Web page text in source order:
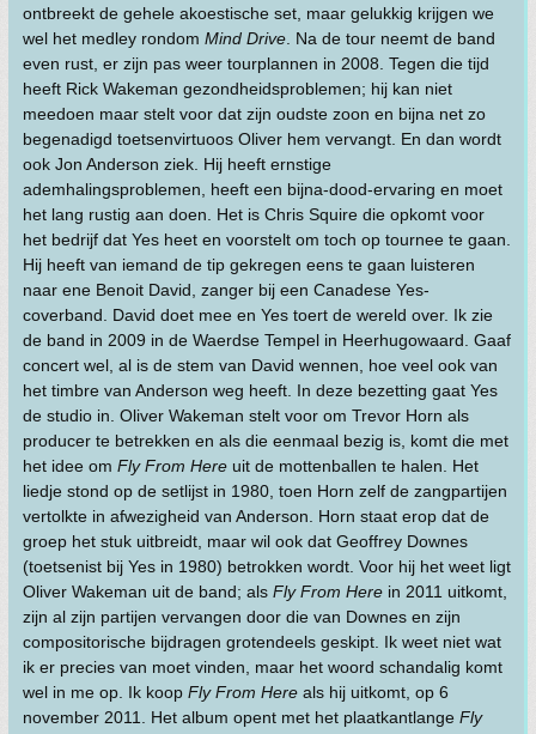
ontbreekt de gehele akoestische set, maar gelukkig krijgen we
wel het medley rondom Mind Drive . Na de tour neemt de band
even rust, er zijn pas weer tourplannen in 2008. Tegen die tijd
heeft Rick Wakeman gezondheidsproblemen; hij kan niet
meedoen maar stelt voor dat zijn oudste zoon en bijna net zo
begenadigd toetsenvirtuoos Oliver hem vervangt. En dan wordt
ook Jon Anderson ziek. Hij heeft ernstige
ademhalingsproblemen, heeft een bijna-dood-ervaring en moet
het lang rustig aan doen. Het is Chris Squire die opkomt voor
het bedrijf dat Yes heet en voorstelt om toch op tournee te gaan.
Hij heeft van iemand de tip gekregen eens te gaan luisteren
naar ene Benoit David, zanger bij een Canadese Yes-
coverband. David doet mee en Yes toert de wereld over. Ik zie
de band in 2009 in de Waerdse Tempel in Heerhugowaard. Gaaf
concert wel, al is de stem van David wennen, hoe veel ook van
het timbre van Anderson weg heeft. In deze bezetting gaat Yes
de studio in. Oliver Wakeman stelt voor om Trevor Horn als
producer te betrekken en als die eenmaal bezig is, komt die met
het idee om Fly From Here uit de mottenballen te halen. Het
liedje stond op de setlijst in 1980, toen Horn zelf de zangpartijen
vertolkte in afwezigheid van Anderson. Horn staat erop dat de
groep het stuk uitbreidt, maar wil ook dat Geoffrey Downes
(toetsenist bij Yes in 1980) betrokken wordt. Voor hij het weet ligt
Oliver Wakeman uit de band; als Fly From Here in 2011 uitkomt,
zijn al zijn partijen vervangen door die van Downes en zijn
compositorische bijdragen grotendeels geskipt. Ik weet niet wat
ik er precies van moet vinden, maar het woord schandalig komt
wel in me op. Ik koop Fly From Here als hij uitkomt, op 6
november 2011. Het album opent met het plaatkantlange Fly